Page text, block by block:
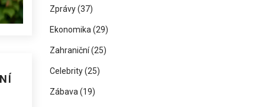
Zprávy(37)
Ekonomika (29)
Zahraniční(25)
Celebrity(25)
Zábava (19)